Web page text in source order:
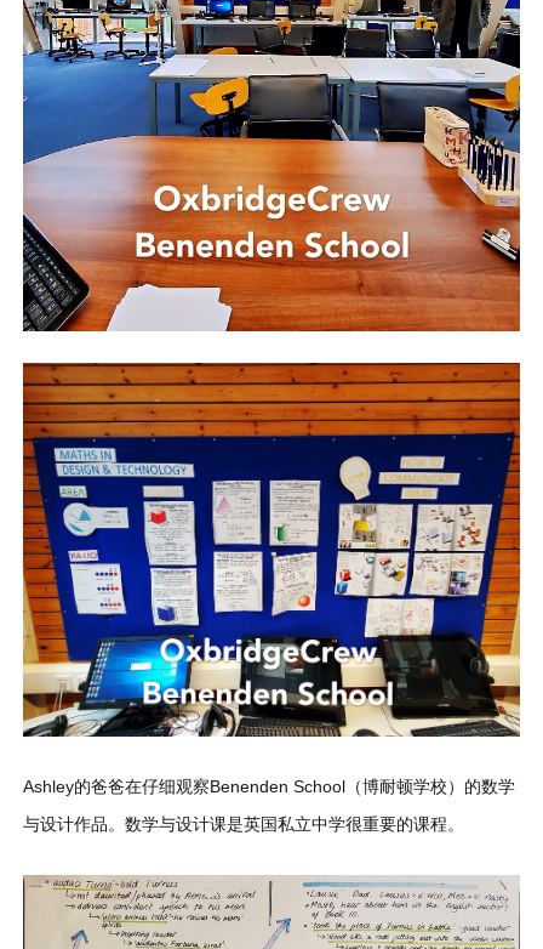
Ashley的爸爸在仔细观察Benenden School（博耐顿学校）的数学
与设计作品。数学与设计课是英国私立中学很重要的课程。